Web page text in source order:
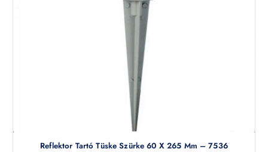
Reflektor Tartó Tüske Szürke 60 X 265 Mm – 7536